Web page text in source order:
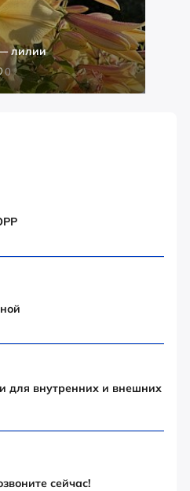
0
лилии
для внутренних и внешних
сейчас!